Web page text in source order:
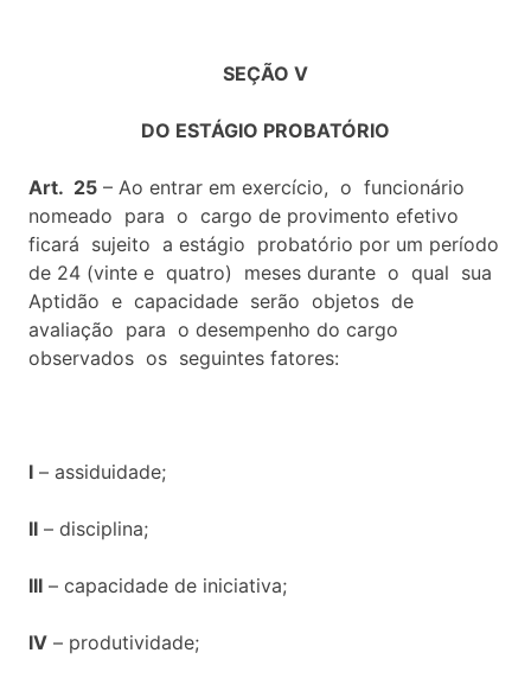
SEÇÃO V
DO ESTÁGIO PROBATÓRIO
Art. 25 – Ao entrar em exercício, o funcionário
nomeado para o cargo de provimento efetivo
ficará sujeito a estágio probatório por um período
de 24 (vinte e quatro) meses durante o qual sua
Aptidão e capacidade serão objetos de
avaliação para o desempenho do cargo
observados os seguintes fatores:
I – assiduidade;
II – disciplina;
III – capacidade de iniciativa;
IV – produtividade;